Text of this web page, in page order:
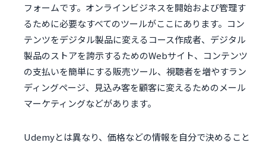
フォームです。オンラインビジネスを開始および管理す
るために必要なすべてのツールがここにあります。コン
テンツをデジタル製品に変えるコース作成者、デジタル
製品のストアを誇示するためのWebサイト、コンテンツ
の支払いを簡単にする販売ツール、視聴者を増やすラン
ディングページ、見込み客を顧客に変えるためのメール
マーケティングなどがあります。
Udemyとは異なり、価格などの情報を自分で決めること